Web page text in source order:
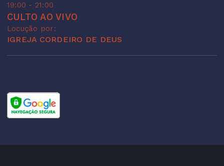
19:00 - 21:00
CULTO AO VIVO
Locução por:
IGREJA CORDEIRO DE DEUS